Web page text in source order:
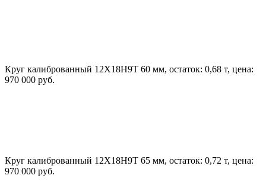
Круг калиброванный 12Х18Н9Т 60 мм, остаток: 0,68 т, цена:
970 000 руб.
Круг калиброванный 12Х18Н9Т 65 мм, остаток: 0,72 т, цена:
970 000 руб.